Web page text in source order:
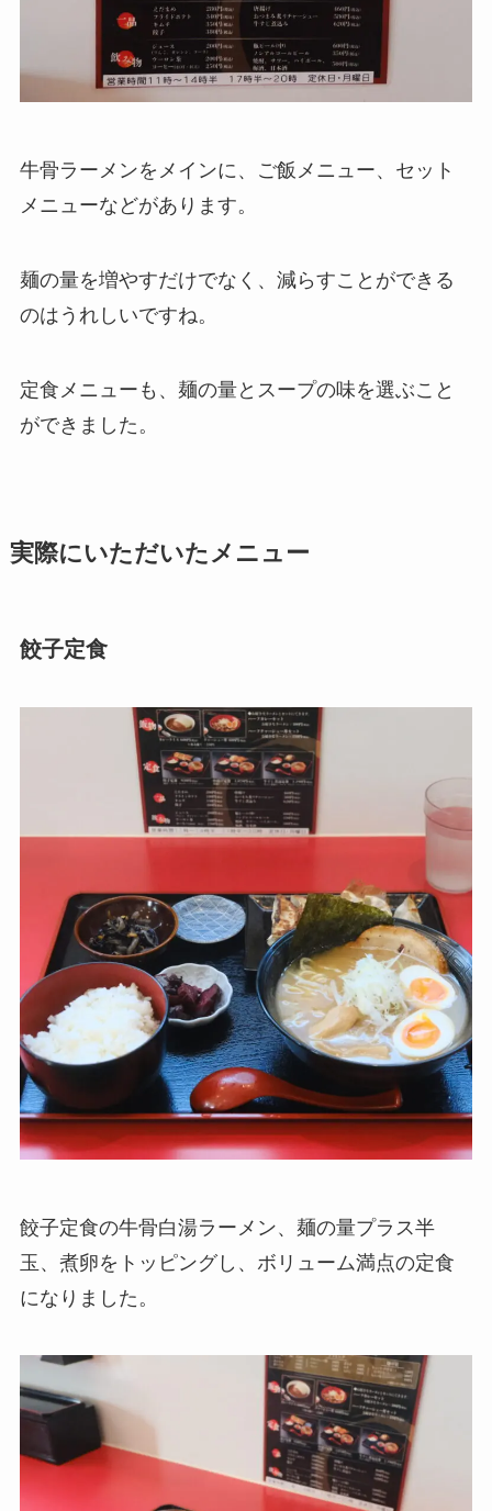
牛骨ラーメンをメインに、ご飯メニュー、セット
メニューなどがあります。
麺の量を増やすだけでなく、減らすことができる
のはうれしいですね。
定食メニューも、麺の量とスープの味を選ぶこと
ができました。
実際にいただいたメニュー
餃子定食
餃子定食の牛骨白湯ラーメン、麺の量プラス半
玉、煮卵をトッピングし、ボリューム満点の定食
になりました。